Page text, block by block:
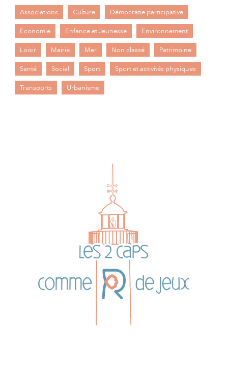
Associations Culture Démocratie participative
Economie Enfance et Jeunesse Environnement
Loisir Mairie Mer Non classé Patrimoine
Santé Social Sport Sport et activités physiques
Transports Urbanisme